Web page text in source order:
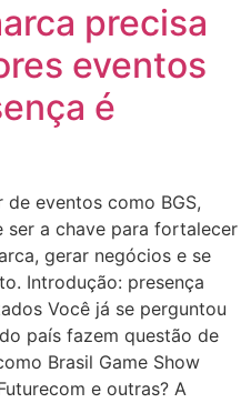
precisa
eventos
é
eventos como BGS,
ser a chave para fortalecer
gerar negócios e se
Introdução: presença
Você já se perguntou
país fazem questão de
Brasil Game Show
e outras? A